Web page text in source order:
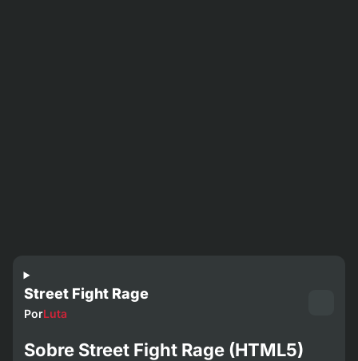
Street Fight Rage
PorLuta
Sobre Street Fight Rage (HTML5)